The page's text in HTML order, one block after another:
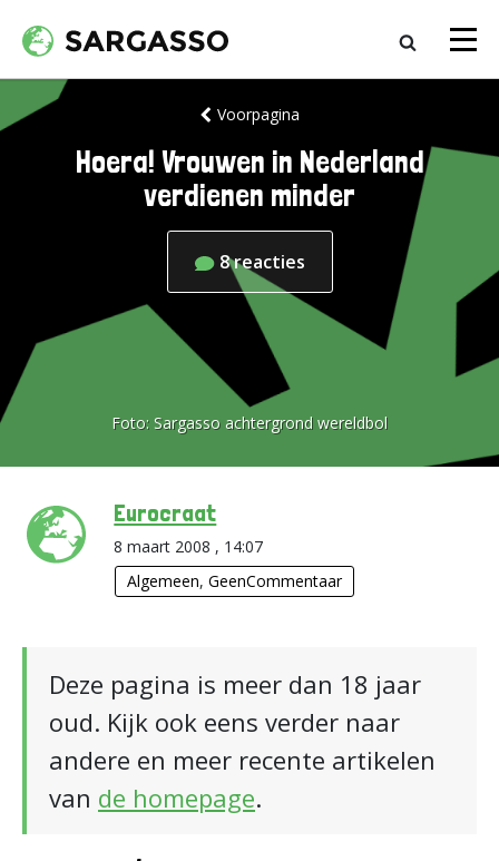
Voorpagina
Hoera! Vrouwen in Nederland
verdienen minder
8reacties
Foto: Sargasso achtergrond wereldbol
Eurocraat
8 maart 2008 , 14:07
Algemeen,GeenCommentaar
Deze pagina is meer dan 18 jaar
oud. Kijk ook eens verder naar
andere en meer recente artikelen
van de homepage.